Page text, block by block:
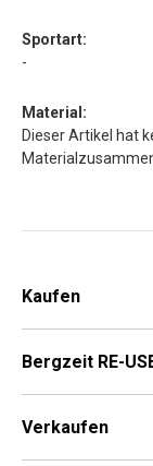
Sportart:
-
Material:
Dieser Artikel hat
Kaufen
Bergzeit RE-
Verkaufen